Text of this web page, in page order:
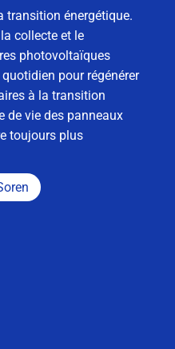
transition énergétique.
collecte et le
photovoltaïques
pour régénérer
à la transition
de vie des panneaux
toujours plus